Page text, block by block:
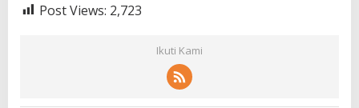
Post Views: 2,723
Ikuti Kami